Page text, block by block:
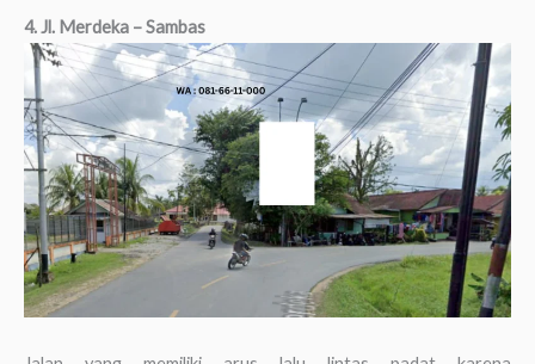
4. Jl. Merdeka – Sambas